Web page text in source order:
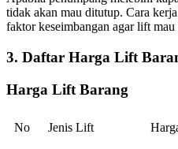
tidak akan mau ditutup. Cara
faktor keseimbangan agar lift
3. Daftar Harga Lift
Harga Lift Barang
No Jenis Lift